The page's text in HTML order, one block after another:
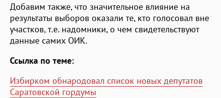
Добавим также, что значительное влияние на
результаты выборов оказали те, кто голосовал вне
участков, т.е. надомники, о чем свидетельствуют
данные самих ОИК.
Ссылка по теме:
Избирком обнародовал список новых депутатов
Саратовской гордумы